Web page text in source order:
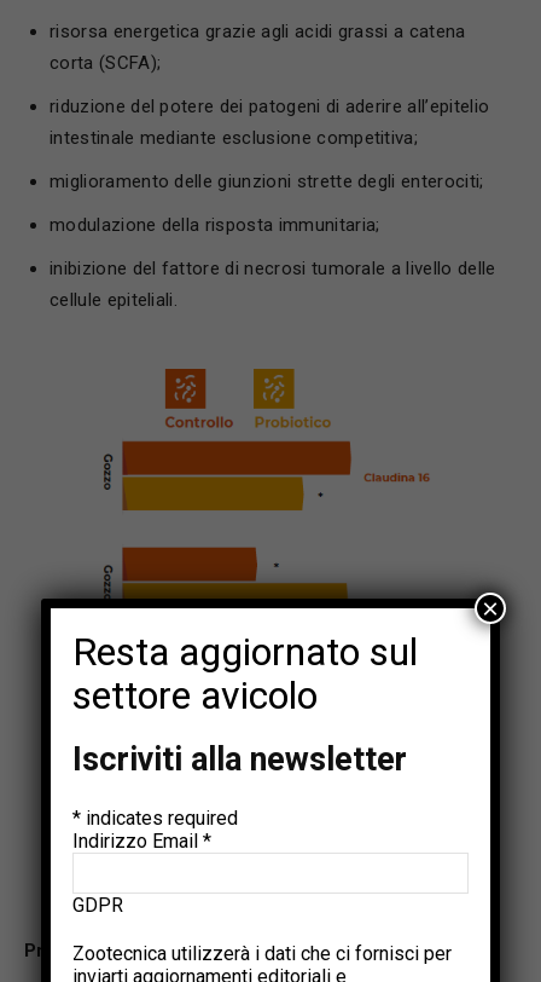
risorsa energetica grazie agli acidi grassi a catena
corta (SCFA);
riduzione del potere dei patogeni di aderire all’epitelio
intestinale mediante esclusione competitiva;
miglioramento delle giunzioni strette degli enterociti;
modulazione della risposta immunitaria;
inibizione del fattore di necrosi tumorale a livello delle
cellule epiteliali.
Prebiotici
Resta aggiornato sul
settore avicolo
Iscriviti alla newsletter
* indicates required
Indirizzo Email *
GDPR
Zootecnica utilizzerà i dati che ci fornisci per
inviarti aggiornamenti editoriali e
×